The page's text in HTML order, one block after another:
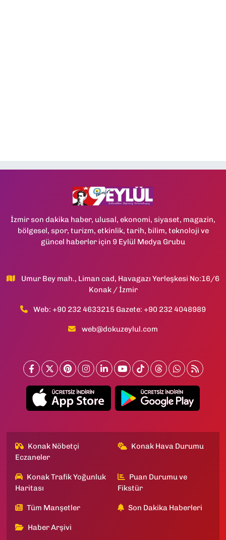
İzmir son dakika haber, ulusal, ekonomi, siyaset, magazin,
bölgesel, spor, turizm, etkinlik, tarih, bilim, teknoloji ve
güncel haberler için 9 Eylül Medya Grubu
Umur Bey mah., Liman cad, Havagazı Yerleşkesi No:16/6
Konak / İzmir
Web: +90 232 4633215 Gazete: +90 232 4048989
web@dokuzeylul.com
Konak Nöbetçi
Eczaneler
Konak Hava Durumu
Konak Trafik Yoğunluk
Haritası
Puan Durumu ve
Fikstür
Tüm Manşetler Son Dakika Haberleri
Haber Arşivi